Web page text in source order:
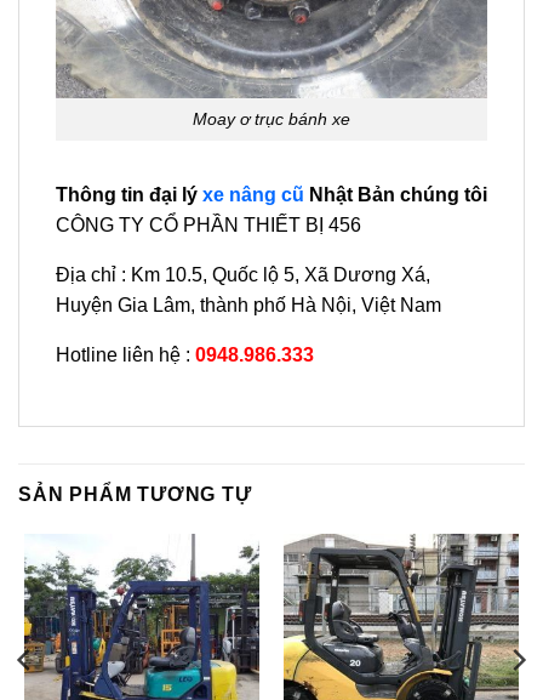
Moay ơ trục bánh xe
Thông tin đại lý xe nâng cũ Nhật Bản chúng tôi
CÔNG TY CỔ PHẦN THIẾT BỊ 456
Địa chỉ : Km 10.5, Quốc lộ 5, Xã Dương Xá,
Huyện Gia Lâm, thành phố Hà Nội, Việt Nam
Hotline liên hệ : 0948.986.333
SẢN PHẨM TƯƠNG TỰ